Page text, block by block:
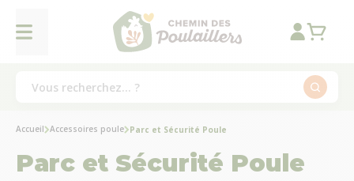
Accueil Accessoires poule Parc et Sécurité Poule
Parc et Sécurité Poule